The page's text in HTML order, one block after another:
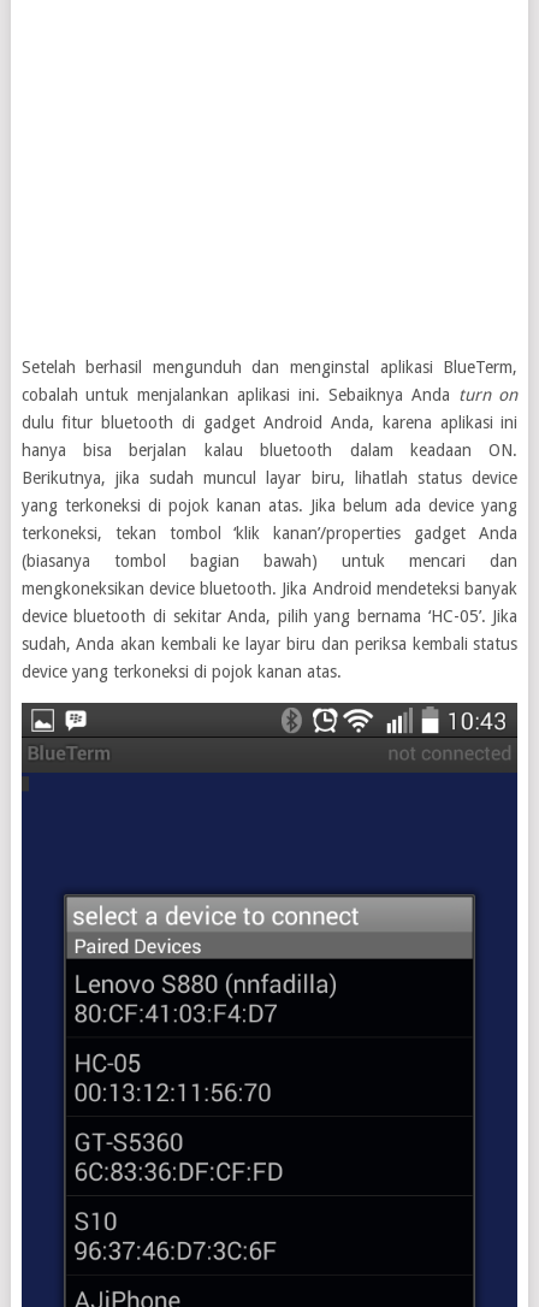
Setelah berhasil mengunduh dan menginstal aplikasi BlueTerm,
cobalah untuk menjalankan aplikasi ini. Sebaiknya Anda turn on
dulu fitur bluetooth di gadget Android Anda, karena aplikasi ini
hanya bisa berjalan kalau bluetooth dalam keadaan ON.
Berikutnya, jika sudah muncul layar biru, lihatlah status device
yang terkoneksi di pojok kanan atas. Jika belum ada device yang
terkoneksi, tekan tombol ‘klik kanan’/properties gadget Anda
(biasanya tombol bagian bawah) untuk mencari dan
mengkoneksikan device bluetooth. Jika Android mendeteksi banyak
device bluetooth di sekitar Anda, pilih yang bernama ‘HC-05’. Jika
sudah, Anda akan kembali ke layar biru dan periksa kembali status
device yang terkoneksi di pojok kanan atas.